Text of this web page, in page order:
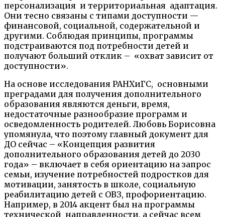
персонализация и территориальная адаптация.
Они тесно связаны с типами доступности —
финансовой, социальной, содержательной и
другими. Соблюдая принципы, программы
подстраиваются под потребности детей и
получают больший отклик – «охват зависит от
доступности».
На основе исследования РАНХиГС, основными
преградами для получения дополнительного
образования являются деньги, время,
недостаточные разнообразие программ и
осведомленность родителей. Любовь Борисовна
упомянула, что поэтому главный документ для
ДО сейчас – «Концепция развития
дополнительного образования детей до 2030
года» – включает в себя ориентацию на запрос
семьи, изучение потребностей подростков для
мотивации, занятость в школе, социальную
реабилитацию детей с ОВЗ, профориентацию.
Например, в 2014 акцент был на программы
технической направленности, а сейчас всем